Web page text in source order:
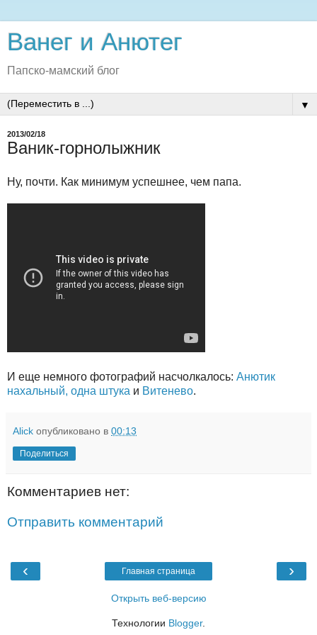
Ванег и Анютег
Папско-мамский блог
▼
2013/02/18
Ваник-горнолыжник
Ну, почти. Как минимум успешнее, чем папа.
И еще немного фотографий насчолкалось: Анютик
нахальный, одна штука и Витенево.
Alick опубликовано в 00:13
Поделиться
Комментариев нет:
Отправить комментарий
‹ ›
Главная страница
Открыть веб-версию
Технологии Blogger.